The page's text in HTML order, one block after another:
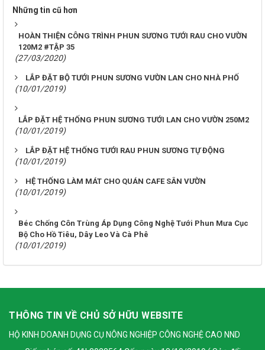
Những tin cũ hơn
HOÀN THIỆN CÔNG TRÌNH PHUN SƯƠNG TƯỚI RAU CHO VƯỜN
120M2 #TẬP 35
(27/03/2020)
LẮP ĐẶT BỘ TƯỚI PHUN SƯƠNG VƯỜN LAN CHO NHÀ PHỐ
(10/01/2019)
LẮP ĐẶT HỆ THỐNG PHUN SƯƠNG TƯỚI LAN CHO VƯỜN 250M2
(10/01/2019)
LẮP ĐẶT HỆ THỐNG TƯỚI RAU PHUN SƯƠNG TỰ ĐỘNG
(10/01/2019)
HỆ THỐNG LÀM MÁT CHO QUÁN CAFE SÂN VƯỜN
(10/01/2019)
Béc Chống Côn Trùng Áp Dụng Công Nghệ Tưới Phun Mưa Cục
Bộ Cho Hồ Tiêu, Dây Leo Và Cà Phê
(10/01/2019)
THÔNG TIN VỀ CHỦ SỞ HỮU WEBSITE
HỘ KINH DOANH DỤNG CỤ NÔNG NGHIỆP CÔNG NGHỆ CAO NND